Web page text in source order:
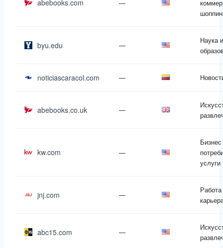
abebooks.com —
byu.edu —
Наука и
noticiascaracol.com —
abebooks.co.uk —
kw.com —
услуги
jnj.com —
abc15.com —